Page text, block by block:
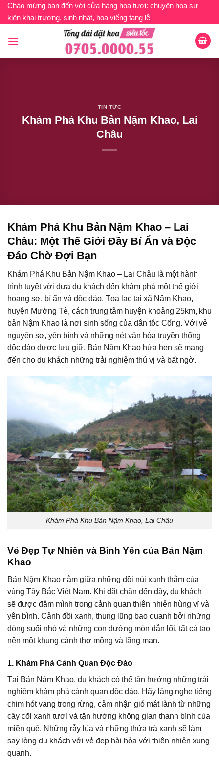
Bỏ
qua
dung
Chào mừng bạn đến với cửa hàng hoa tươi: chuyên hoa sự
kiện khai trương, sinh nhật, hoa viếng tang lễ
TIN TỨC
Khám Phá Khu Bản Nậm Khao, Lai
Châu
Khám Phá Khu Bản Nậm Khao – Lai
Châu: Một Thế Giới Đầy Bí Ẩn và Độc
Đáo Chờ Đợi Bạn
Khám Phá Khu Bản Nậm Khao – Lai Châu là một hành
trình tuyệt vời đưa du khách đến khám phá một thế giới
hoang sơ, bí ẩn và độc đáo. Tọa lạc tại xã Nậm Khao,
huyện Mường Tè, cách trung tâm huyện khoảng 25km, khu
bản Nậm Khao là nơi sinh sống của dân tộc Cống. Với vẻ
nguyên sơ, yên bình và những nét văn hóa truyền thống
độc đáo được lưu giữ, Bản Nậm Khao hứa hẹn sẽ mang
đến cho du khách những trải nghiệm thú vị và bất ngờ.
Khám Phá Khu Bản Nậm Khao, Lai Châu
Vẻ Đẹp Tự Nhiên và Bình Yên của Bản Nậm
Khao
Bản Nậm Khao nằm giữa những đồi núi xanh thẳm của
vùng Tây Bắc Việt Nam. Khi đặt chân đến đây, du khách
sẽ được đắm mình trong cảnh quan thiên nhiên hùng vĩ và
yên bình. Cảnh đồi xanh, thung lũng bao quanh bởi những
dòng suối nhỏ và những con đường mòn dẫn lối, tất cả tạo
nên một khung cảnh thơ mộng và lãng mạn.
1. Khám Phá Cảnh Quan Độc Đáo
Tại Bản Nậm Khao, du khách có thể tận hưởng những trải
nghiệm khám phá cảnh quan độc đáo. Hãy lắng nghe tiếng
chim hót vang trong rừng, cảm nhận gió mát lành từ những
cây cối xanh tươi và tận hưởng không gian thanh bình của
miền quê. Những rẫy lúa và những thửa trà xanh sẽ làm
say lòng du khách với vẻ đẹp hài hòa với thiên nhiên xung
quanh.